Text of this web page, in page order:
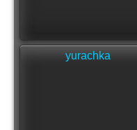
yurachka